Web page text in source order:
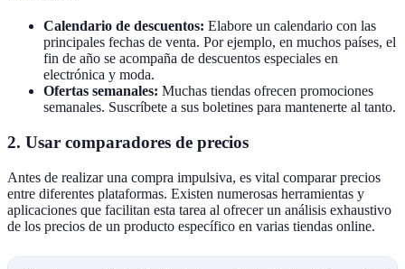
Calendario de descuentos: Elabore un calendario con las
principales fechas de venta. Por ejemplo, en muchos países, el
fin de año se acompaña de descuentos especiales en
electrónica y moda.
Ofertas semanales: Muchas tiendas ofrecen promociones
semanales. Suscríbete a sus boletines para mantenerte al tanto.
2. Usar comparadores de precios
Antes de realizar una compra impulsiva, es vital comparar precios
entre diferentes plataformas. Existen numerosas herramientas y
aplicaciones que facilitan esta tarea al ofrecer un análisis exhaustivo
de los precios de un producto específico en varias tiendas online.